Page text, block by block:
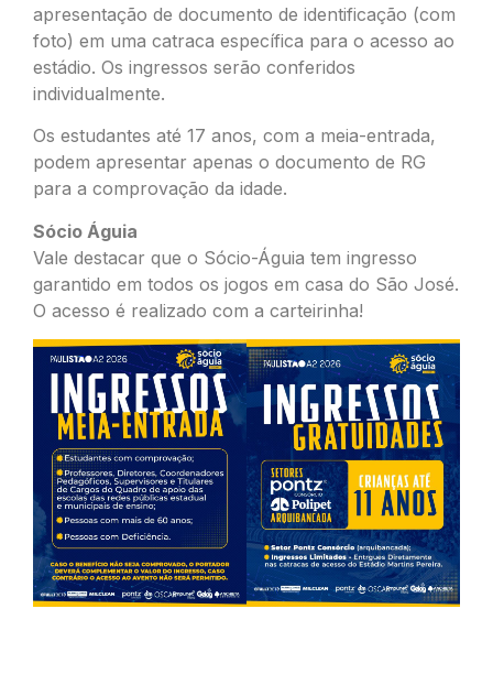
apresentação de documento de identificação (com
foto) em uma catraca específica para o acesso ao
estádio. Os ingressos serão conferidos
individualmente.
Os estudantes até 17 anos, com a meia-entrada,
podem apresentar apenas o documento de RG
para a comprovação da idade.
Sócio Águia
Vale destacar que o Sócio-Águia tem ingresso
garantido em todos os jogos em casa do São José.
O acesso é realizado com a carteirinha!